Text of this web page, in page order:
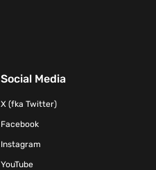
Social Media
X (fka Twitter)
Facebook
Instagram
YouTube